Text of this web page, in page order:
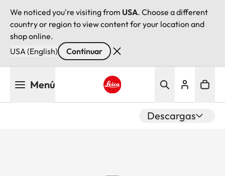
We noticed you're visiting from USA. Choose a different
country or region to view content for your location and
shop online.
USA (English)
Continuar
Menú
Descargas